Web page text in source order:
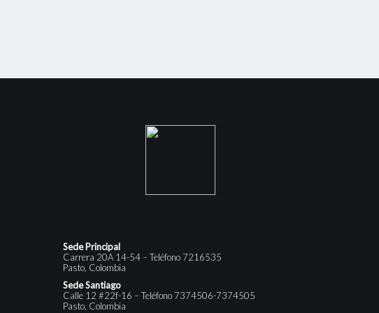
Sede Principal
Carrera 20A 14-54 – Teléfono 7216535
Pasto, Colombia
Sede Santiago
Calle 12 #22f-16 – Teléfono 7374506-7374505
Pasto, Colombia